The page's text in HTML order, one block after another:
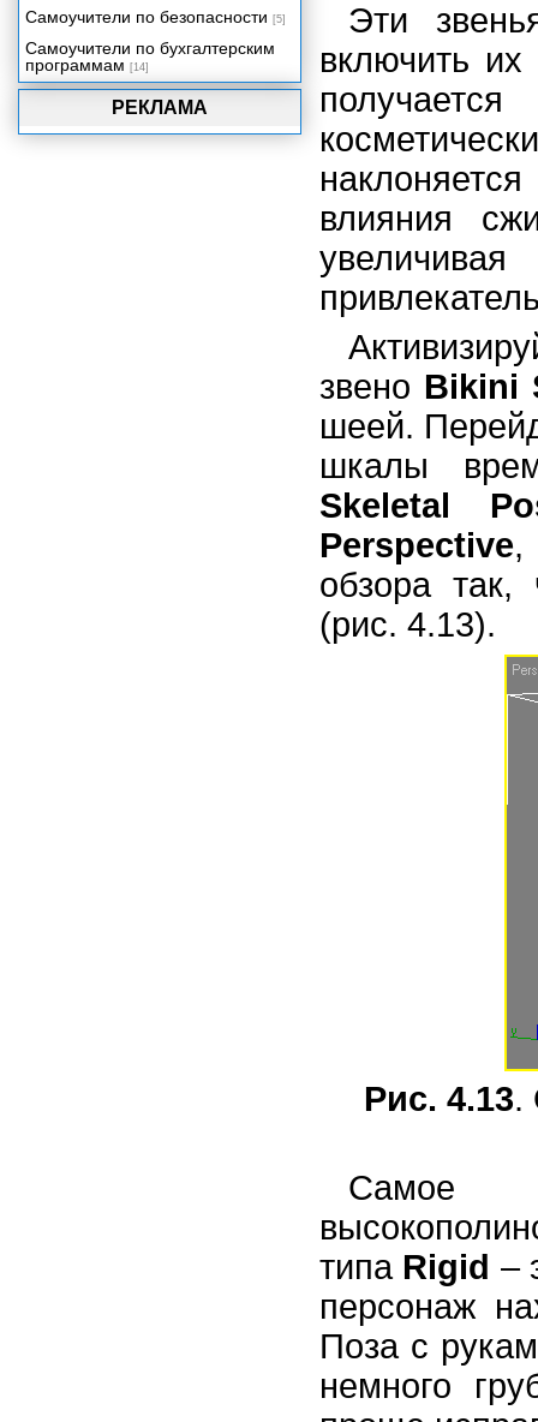
Эти
включить
влияния
звено Bikini
шеей.
шкалы
Skeletal
Perspective,
обзора так,
(рис. 4.13).
Рис. 4.13.
Самое
типа Rigid –
персонаж
Поза с
немного
РЕКЛАМА
Самоучители по безопасности [5]
Самоучители по бухгалтерским
программам [14]